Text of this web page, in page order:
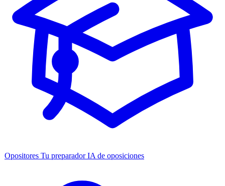
Opositores Tu preparador IA de oposiciones